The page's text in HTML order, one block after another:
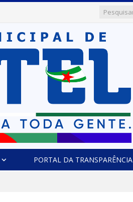
PORTAL DA TRANSPARÊNCIA